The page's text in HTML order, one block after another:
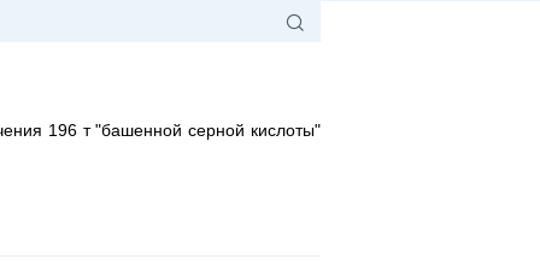
196 т "башенной серной кислоты"